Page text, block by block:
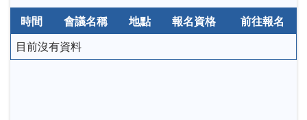
時間 會議名稱 地點 報名資格
前往報名
目前沒有資料